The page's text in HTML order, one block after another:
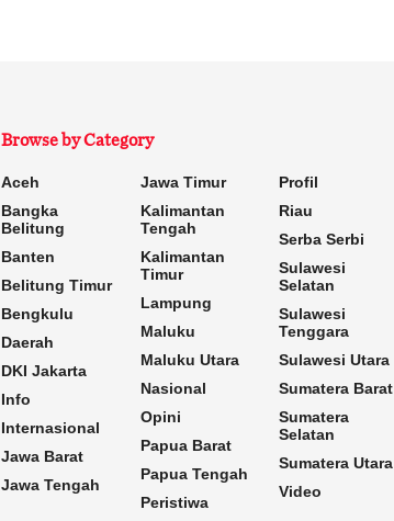
Browse by Category
Aceh
Bangka
Belitung
Banten
Belitung Timur
Bengkulu
Daerah
DKI Jakarta
Info
Internasional
Jawa Barat
Jawa Tengah
Jawa Timur
Kalimantan
Tengah
Kalimantan
Timur
Lampung
Maluku
Maluku Utara
Nasional
Opini
Papua Barat
Papua Tengah
Peristiwa
Profil
Riau
Serba Serbi
Sulawesi
Selatan
Sulawesi
Tenggara
Sulawesi Utara
Sumatera Barat
Sumatera
Selatan
Sumatera Utara
Video